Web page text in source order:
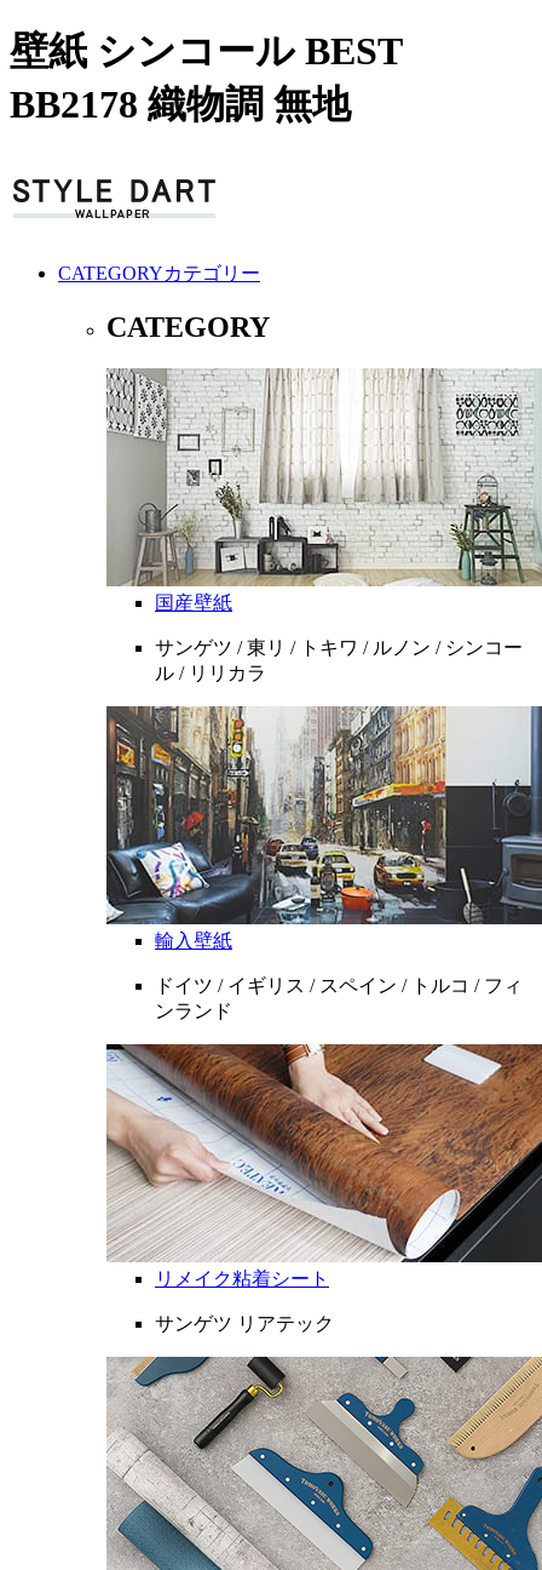
壁紙 シンコール BEST
BB2178 織物調 無地
CATEGORYカテゴリー
CATEGORY
国産壁紙
サンゲツ / 東リ / トキワ / ルノン / シンコー
ル / リリカラ
輸入壁紙
ドイツ / イギリス / スペイン / トルコ / フィ
ンランド
リメイク粘着シート
サンゲツ リアテック